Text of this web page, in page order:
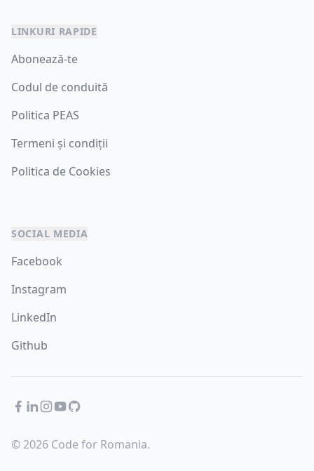
LINKURI RAPIDE
Abonează-te
Codul de conduită
Politica PEAS
Termeni și condiții
Politica de Cookies
SOCIAL MEDIA
Facebook
Instagram
LinkedIn
Github
Facebook
LinkedIn
Instagram
YouTube
GitHub
© 2026 Code for Romania.